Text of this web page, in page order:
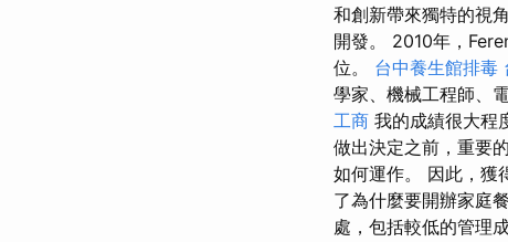
和創新帶來獨特的視
開發。 2010年，
位。 台中養生館排毒
學家、機械工程師、
工商 我的成績很大程
做出決定之前，重要
如何運作。 因此，獲
了為什麼要開辦家庭
處，包括較低的管理